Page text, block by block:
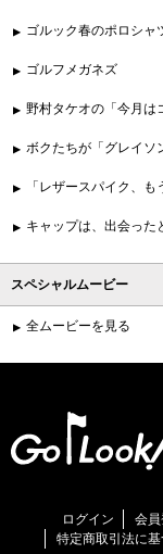
ゴルック春のポロシャ
ゴルフメガネズ
野村タケオの「今月は
ボクたちが「グレイソ
「レザースパイク、
キャップは、出会った
スペシャルムービー
全ムービーを見る
ログイン 会
特定商取引法に